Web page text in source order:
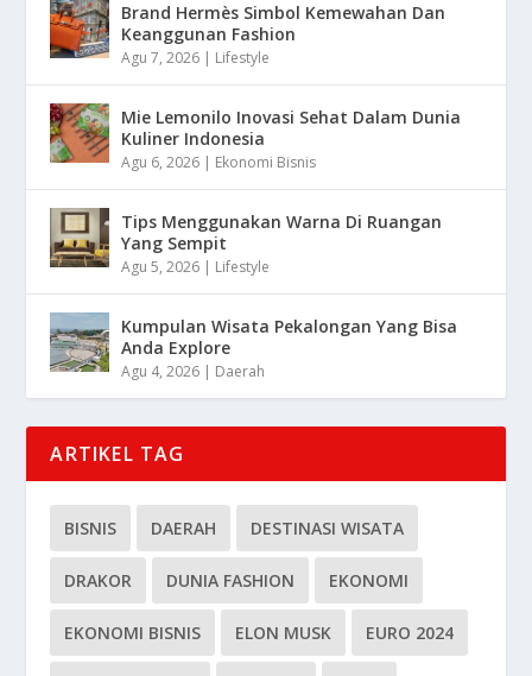
Brand Hermès Simbol Kemewahan Dan
Keanggunan Fashion
Agu 7, 2026 | Lifestyle
Mie Lemonilo Inovasi Sehat Dalam Dunia
Kuliner Indonesia
Agu 6, 2026 | Ekonomi Bisnis
Tips Menggunakan Warna Di Ruangan
Yang Sempit
Agu 5, 2026 | Lifestyle
Kumpulan Wisata Pekalongan Yang Bisa
Anda Explore
Agu 4, 2026 | Daerah
ARTIKEL TAG
BISNIS DAERAH DESTINASI WISATA
DRAKOR DUNIA FASHION EKONOMI
EKONOMI BISNIS ELON MUSK EURO 2024